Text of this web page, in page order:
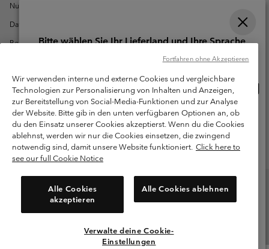
Nutzungsbedingungen
Datenschutzerklärung
Bestimmungen und Bedingungen des Mitglieder Programms
Nutzungsbedingungen Für Nutzergenerierte Inhalte
Impressum
Cookies
Kundenservice: Mo- Fr. 9:00 - 13:00 & 14:00- 18:00 Uhr
(+)41315282015
Wir verwenden interne und externe Cookies und vergleichbare
Technologien zur Personalisierung von Inhalten und Anzeigen,
zur Bereitstellung von Social-Media-Funktionen und zur Analyse
der Website. Bitte gib in den unten verfügbaren Optionen an, ob
du den Einsatz unserer Cookies akzeptierst. Wenn du die Cookies
ablehnst, werden wir nur die Cookies einsetzen, die zwingend
notwendig sind, damit unsere Website funktioniert. Click here to
see our full Cookie Notice
Alle Cookies
akzeptieren
Alle Cookies ablehnen
Verwalte deine Cookie-
Einstellungen
Fortfahren ohne Akzeptieren
Bitte wählen Sie Ihr Lieferland und Ihre Sprache
Online-Einkauf verfügbar
United States
Switzerland-English
Switzerland-Deutsch
Switzerland-Italiano
Alle Länder Anzeigen